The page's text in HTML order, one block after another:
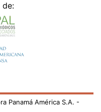
de:
Panamá América S.A. -